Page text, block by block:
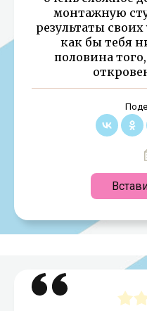
монтажную
результаты
как бы тебя
половина